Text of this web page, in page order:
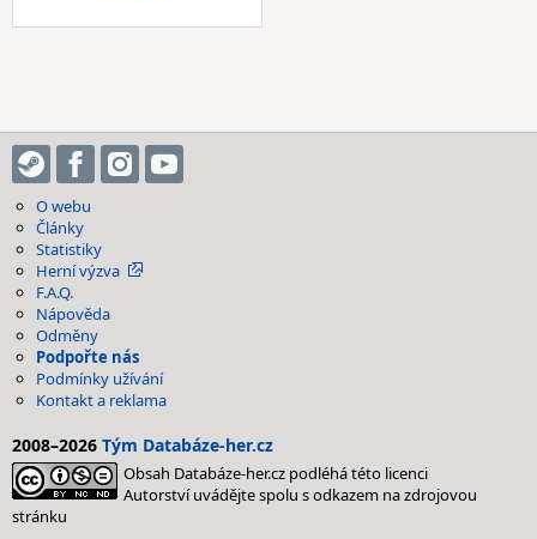
O webu
Články
Statistiky
Herní výzva
F.A.Q.
Nápověda
Odměny
Podpořte nás
Podmínky užívání
Kontakt a reklama
2008–2026 Tým Databáze-her.cz
Obsah Databáze-her.cz podléhá této licenci
Autorství uvádějte spolu s odkazem na zdrojovou
stránku